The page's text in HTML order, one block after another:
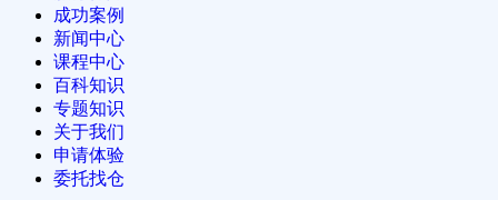
成功案例
新闻中心
课程中心
百科知识
专题知识
关于我们
申请体验
委托找仓